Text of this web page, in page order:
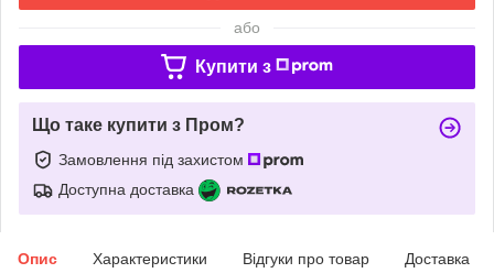
або
Купити з
Що таке купити з Пром?
Замовлення під захистом
Доступна доставка
Опис Характеристики Відгуки про товар Доставка